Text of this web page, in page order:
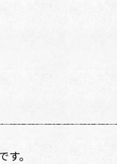
。